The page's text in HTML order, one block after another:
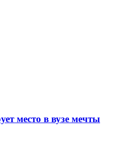
место в вузе мечты